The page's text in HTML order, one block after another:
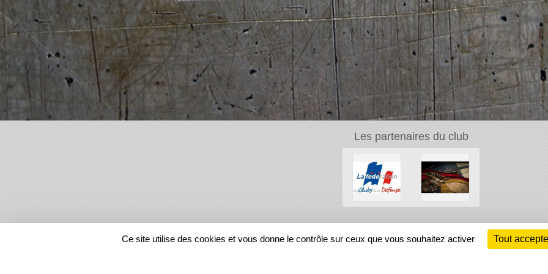
Les partenaires du club
REGIONS
Ce site utilise des cookies et vous donne le contrôle sur ceux que vous souhaitez activer Tout